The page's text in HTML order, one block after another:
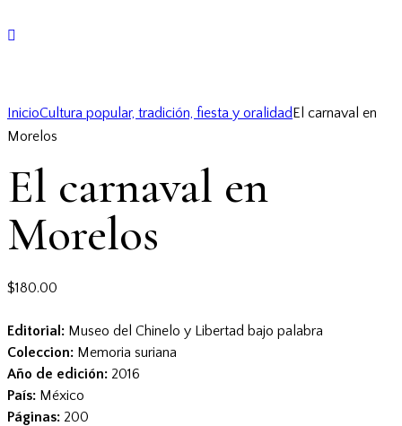
InicioCultura popular, tradición, fiesta y oralidadEl carnaval en
Morelos
El carnaval en
Morelos
$180.00
Editorial: Museo del Chinelo y Libertad bajo palabra
Coleccion: Memoria suriana
Año de edición: 2016
País: México
Páginas: 200